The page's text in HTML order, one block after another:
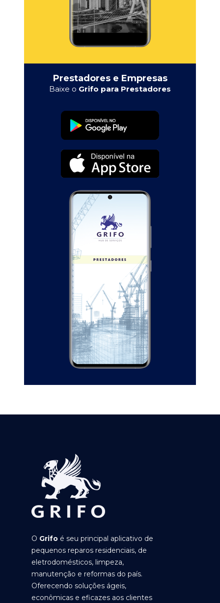
Prestadores e Empresas
Baixe o Grifo para Prestadores
O Grifo é seu principal aplicativo de
pequenos reparos residenciais, de
eletrodomésticos, limpeza,
manutenção e reformas do país.
Oferecendo soluções ágeis,
econômicas e eficazes aos clientes